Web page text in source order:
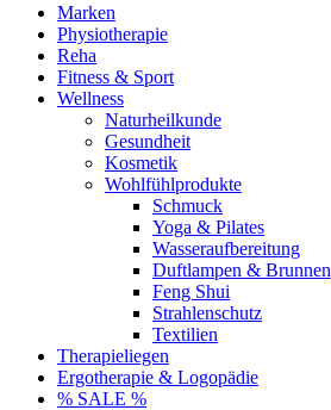
Marken
Physiotherapie
Reha
Fitness & Sport
Wellness
Naturheilkunde
Gesundheit
Kosmetik
Wohlfühlprodukte
Schmuck
Yoga & Pilates
Wasseraufbereitung
Duftlampen & Brunnen
Feng Shui
Strahlenschutz
Textilien
Therapieliegen
Ergotherapie & Logopädie
% SALE %